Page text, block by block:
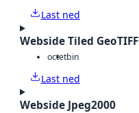
Last ned
Webside Tiled GeoTIFF
octetbin
Last ned
Webside Jpeg2000